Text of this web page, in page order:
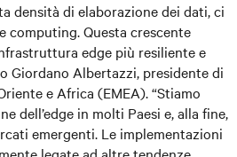
densità di elaborazione dei dati, ci
computing. Questa crescente
edge più resiliente e
Giordano Albertazzi, presidente di
e Africa (EMEA). “Stiamo
dell’edge in molti Paesi e, alla fine,
emergenti. Le implementazioni